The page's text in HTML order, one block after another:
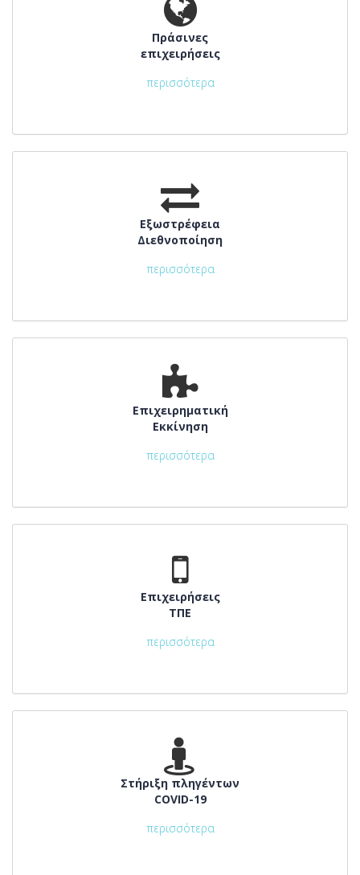
Πράσινες
επιχειρήσεις
περισσότερα
Εξωστρέφεια
Διεθνοποίηση
περισσότερα
Επιχειρηματική
Εκκίνηση
περισσότερα
Επιχειρήσεις
ΤΠΕ
περισσότερα
Στήριξη πληγέντων
COVID-19
περισσότερα